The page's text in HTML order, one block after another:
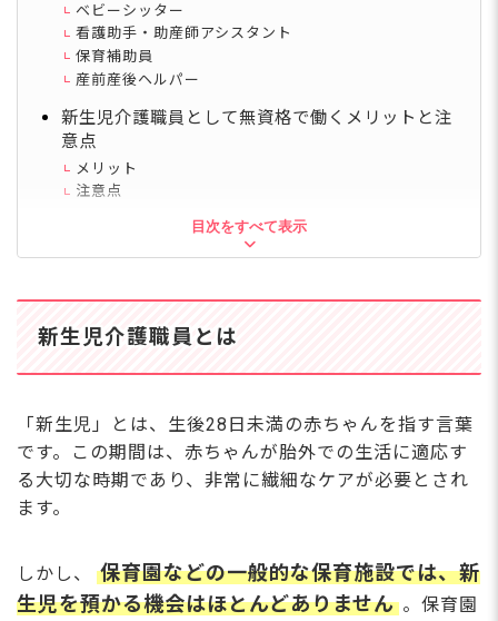
ベビーシッター
看護助手・助産師アシスタント
保育補助員
産前産後ヘルパー
新生児介護職員として無資格で働くメリットと注
意点
メリット
注意点
無資格でも新生児介護職員として働ける場所を探
そう
目次をすべて表示
新生児介護職員とは
「新生児」とは、生後28日未満の赤ちゃんを指す言葉
です。この期間は、赤ちゃんが胎外での生活に適応す
る大切な時期であり、非常に繊細なケアが必要とされ
ます。
しかし、
保育園などの一般的な保育施設では、新
生児を預かる機会はほとんどありません 。保育園